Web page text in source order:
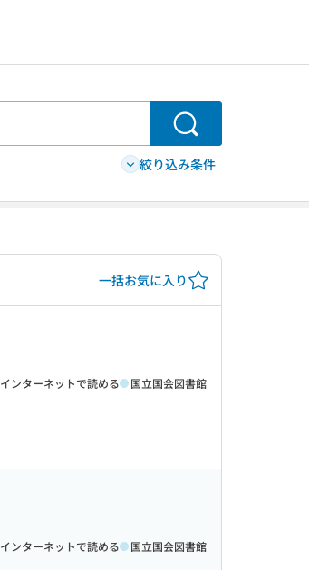
検索
絞り込み条件
一括お気に入り
インターネットで読める 国立国会図書館
インターネットで読める 国立国会図書館